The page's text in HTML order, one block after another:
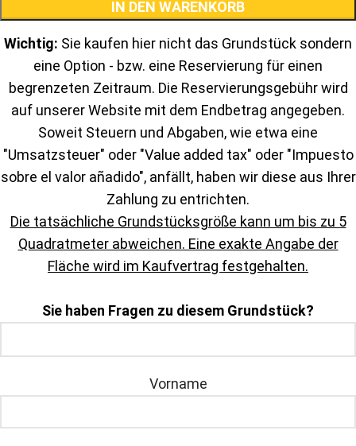
IN DEN WARENKORB
Wichtig: Sie kaufen hier nicht das Grundstück sondern
eine Option - bzw. eine Reservierung für einen
begrenzeten Zeitraum. Die Reservierungsgebühr wird
auf unserer Website mit dem Endbetrag angegeben.
Soweit Steuern und Abgaben, wie etwa eine
"Umsatzsteuer" oder "Value added tax" oder "Impuesto
sobre el valor añadido", anfällt, haben wir diese aus Ihrer
Zahlung zu entrichten.
Die tatsächliche Grundstücksgröße kann um bis zu 5
Quadratmeter abweichen. Eine exakte Angabe der
Fläche wird im Kaufvertrag festgehalten.
Sie haben Fragen zu diesem Grundstück?
Vorname